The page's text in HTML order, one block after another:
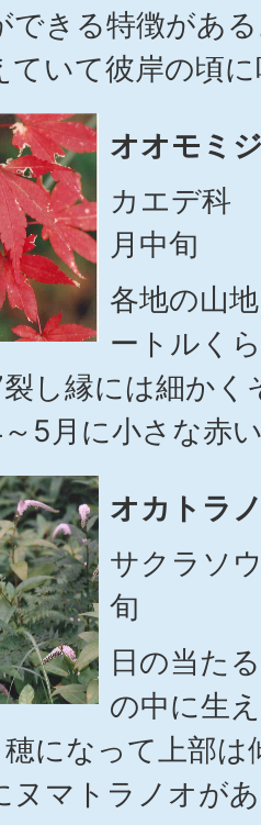
できる特徴があ
ていて彼岸の頃
オオモミ
カエデ科
月中旬
各地の山
ートルく
し縁には細か
5月に小さな赤
オカトラ
サクラソ
旬
日の当た
の中に生
になって上部
ヌマトラノオが